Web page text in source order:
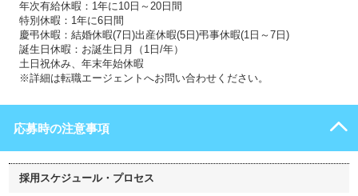
年次有給休暇：1年に10日～20日間
特別休暇：1年に6日間
慶弔休暇：結婚休暇(7日)出産休暇(5日)弔事休暇(1日～7日)
誕生日休暇：お誕生日月（1日/年）
土日祝休み、年末年始休暇
※詳細は転職エージェントへお問い合わせください。
応募時の注意事項
採用スケジュール・プロセス